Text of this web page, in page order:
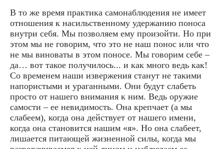
В то же время практика самонаблюдения не имеет
отношения к насильственному удержанию поноса
внутри себя. Мы позволяем ему произойти. Но при
этом мы не говорим, что это не наш понос или что
не мы виноваты в этом поносе. Мы говорим себе –
да… вот такое получилось... и как много ведь как!
Со временем наши извержения станут не такими
напористыми и ураганными. Они будут слабеть
просто от нашего внимания к ним. Ведь оружие
самости – ее невидимость. Она крепчает (а мы
слабеем), когда она действует от нашего имени,
когда она становится нашим «я». Но она слабеет,
лишается питающей жизненной силы, когда мы